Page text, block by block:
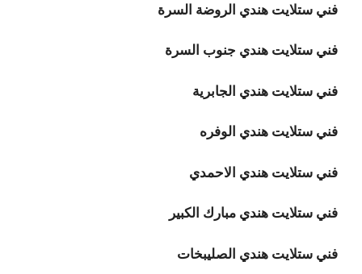
فني ستلايت هندي الروضة السرة
فني ستلايت هندي جنوب السرة
فني ستلايت هندي الجابرية
فني ستلايت هندي الوفره
فني ستلايت هندي الاحمدي
فني ستلايت هندي مبارك الكبير
فني ستلايت هندي الصليبخات